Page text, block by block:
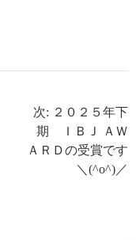
次: ２０２５年下
期 ＩＢＪ ＡＷ
ＡＲＤの受賞です
＼(^o^)／